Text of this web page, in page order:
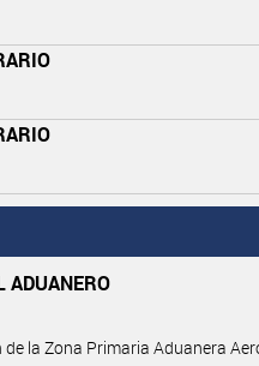
ADUANERO
de la Zona Primaria Aduanera